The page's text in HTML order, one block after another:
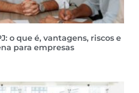
o que é, vantagens, riscos e
para empresas